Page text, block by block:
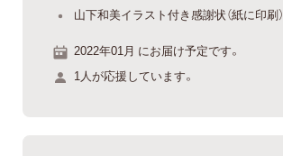
山下和美イラスト付き感謝状（紙に印刷）
2022年01月 にお届け予定です。
1人が応援しています。